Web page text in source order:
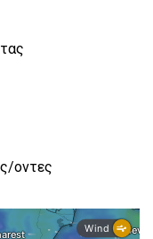
οντες